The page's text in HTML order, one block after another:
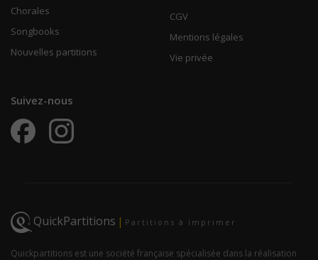
Chorales
Songbooks
Nouvelles partitions
CGV
Mentions légales
Vie privée
Suivez-nous
QuickPartitions | Partitions à imprimer
Quickpartitions est une société française spécialisée dans la réalisation